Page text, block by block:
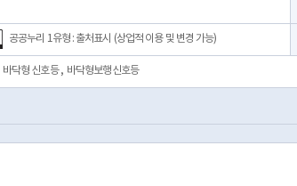
공공누리 1유형 : 출처표시 (상업적 이용 및 변경 가능)
바닥형 신호등, 바닥형보행신호등